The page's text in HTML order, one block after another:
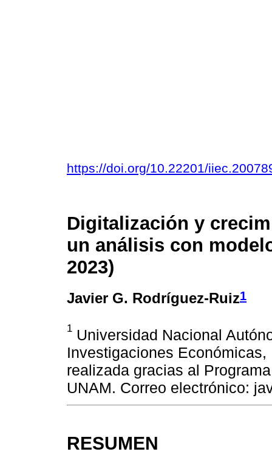
https://doi.org/10.22201/
Digitalización y
un análisis con
2023)
Javier G. Rodríguez-Ruiz1
1 Universidad Nacional
Investigaciones
realizada gracias al
UNAM. Correo electrónico:
RESUMEN